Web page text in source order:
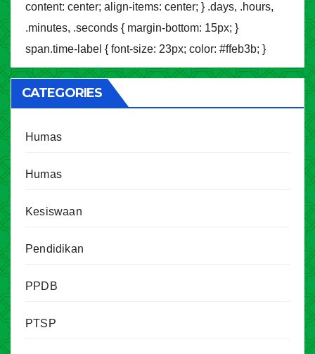
content: center; align-items: center; } .days, .hours,
.minutes, .seconds { margin-bottom: 15px; }
span.time-label { font-size: 23px; color: #ffeb3b; }
CATEGORIES
Humas
Humas
Kesiswaan
Pendidikan
PPDB
PTSP